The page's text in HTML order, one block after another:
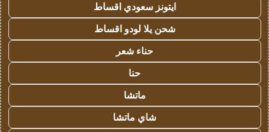
ايتونز سعودي اقساط
شحن يلا لودو اقساط
حناء شعر
حنا
ماتشا
شاي ماتشا